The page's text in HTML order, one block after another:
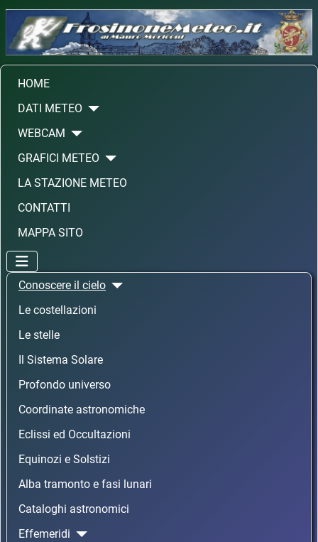
HOME
DATI METEO
WEBCAM
GRAFICI METEO
LA STAZIONE METEO
CONTATTI
MAPPA SITO
Conoscere il cielo
Le costellazioni
Le stelle
Il Sistema Solare
Profondo universo
Coordinate astronomiche
Eclissi ed Occultazioni
Equinozi e Solstizi
Alba tramonto e fasi lunari
Cataloghi astronomici
Effemeridi